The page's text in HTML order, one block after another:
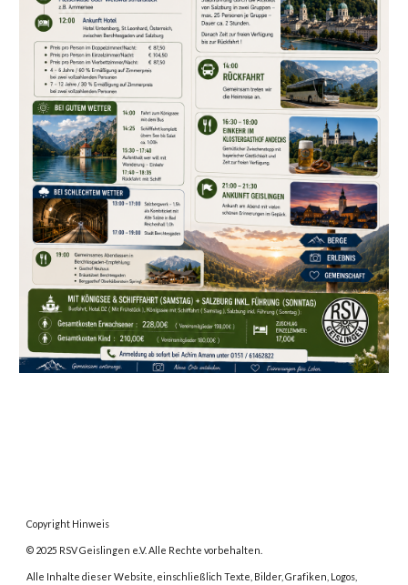
Copyright Hinweis
© 2025 RSV Geislingen e.V. Alle Rechte vorbehalten.
Alle Inhalte dieser Website, einschließlich Texte, Bilder, Grafiken, Logos,